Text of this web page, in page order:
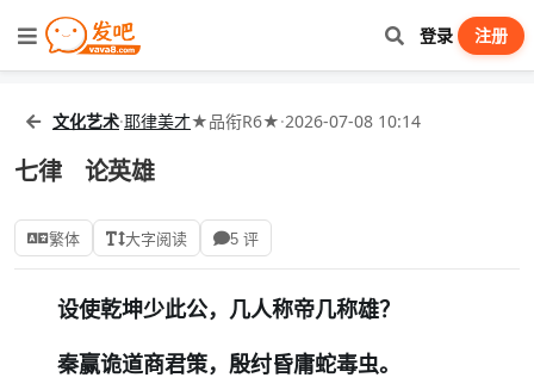
登录 注册
文化艺术·耶律美才★品衔R6★·2026-07-08 10:14
七律 论英雄
繁体 大字阅读 5 评
设使乾坤少此公，几人称帝几称雄？
秦赢诡道商君策，殷纣昏庸蛇毒虫。